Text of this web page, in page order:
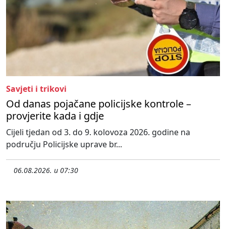
Savjeti i trikovi
Od danas pojačane policijske kontrole –
provjerite kada i gdje
Cijeli tjedan od 3. do 9. kolovoza 2026. godine na
području Policijske uprave br...
06.08.2026. u 07:30